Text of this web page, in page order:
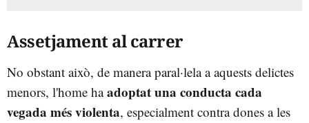
Assetjament al carrer
No obstant això, de manera paral·lela a aquests delictes
menors, l'home haadoptat una conducta cada
vegada més violenta, especialment contra dones a les